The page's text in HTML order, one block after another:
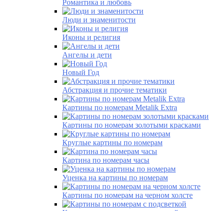
Романтика и любовь
Люди и знаменитости
Иконы и религия
Ангелы и дети
Новый Год
Абстракция и прочие тематики
Картины по номерам Metalik Extra
Картины по номерам золотыми красками
Круглые картины по номерам
Картина по номерам часы
Уценка на картины по номерам
Картины по номерам на черном холсте